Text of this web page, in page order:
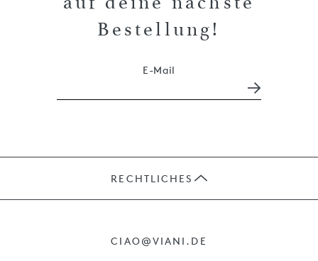
Bestellung!
E-Mail
RECHTLICHES
CIAO@VIANI.DE